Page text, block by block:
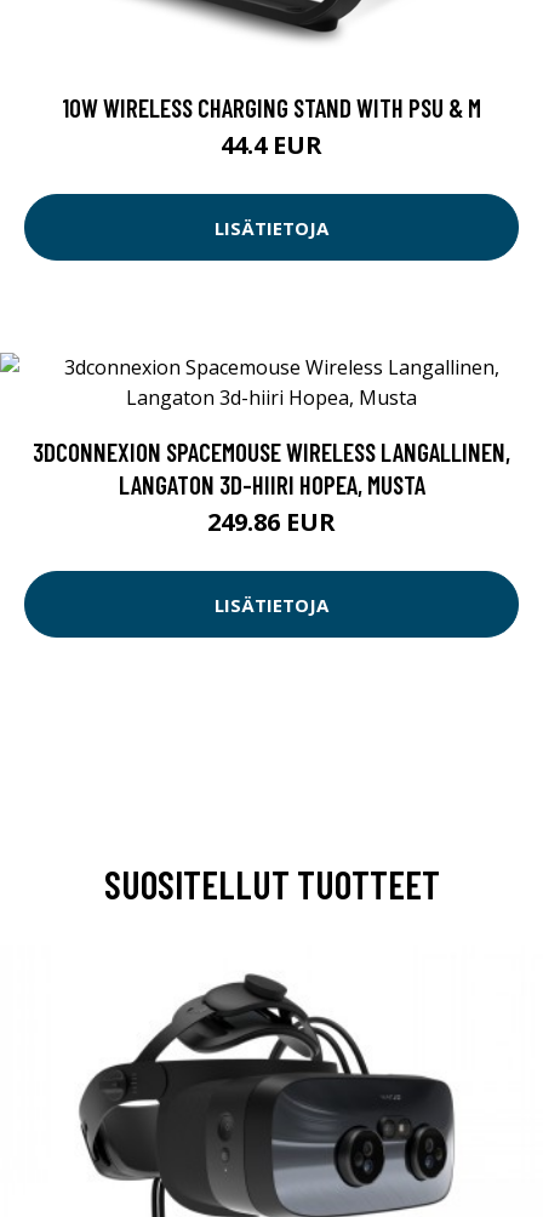
10W WIRELESS CHARGING STAND WITH PSU & M
44.4 EUR
LISÄTIETOJA
3DCONNEXION SPACEMOUSE WIRELESS LANGALLINEN,
LANGATON 3D-HIIRI HOPEA, MUSTA
249.86 EUR
LISÄTIETOJA
SUOSITELLUT TUOTTEET